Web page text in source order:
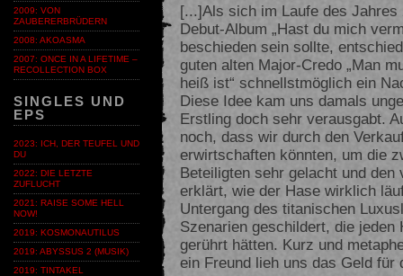
2009: VON
ZAUBERERBRÜDERN
2008: AKOASMA
2007: ONCE IN A LIFETIME –
RECOLLECTION BOX
SINGLES UND
EPS
2023: ICH, DER TEUFEL UND
DU
2022: DIE LETZTE
ZUFLUCHT
2021: RAISE SOME HELL
NOW!
2019: KOSMONAUTILUS
2019: ABYSSUS 2 (MUSIK)
2019: TINTAKEL
[...]Als sich im Laufe des
Debut-Album „Hast du mich
beschieden sein sollte,
guten alten Major-Credo „Man
heiß ist“ schnellstmöglich ein
Diese Idee kam uns damals
Erstling doch sehr verausgabt.
noch, dass wir durch den
erwirtschaften könnten, um die
Beteiligten sehr gelacht und
erklärt, wie der Hase wirklich
Untergang des titanischen
Szenarien geschildert, die jeden
gerührt hätten. Kurz und
ein Freund lieh uns das Geld für